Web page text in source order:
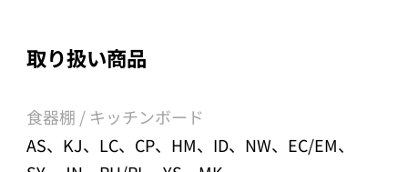
取り扱い商品
食器棚 / キッチンボード
AS、KJ、LC、CP、HM、ID、NW、EC/EM、